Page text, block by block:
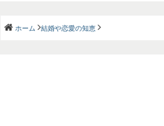
ホーム 結婚や恋愛の知恵